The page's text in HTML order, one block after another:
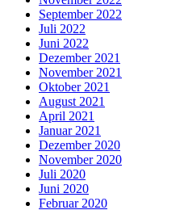
September 2022
Juli 2022
Juni 2022
Dezember 2021
November 2021
Oktober 2021
August 2021
April 2021
Januar 2021
Dezember 2020
November 2020
Juli 2020
Juni 2020
Februar 2020